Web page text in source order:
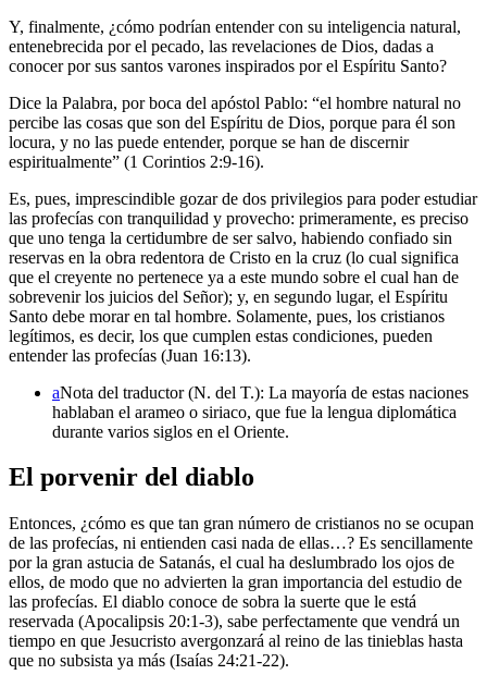
Y, finalmente, ¿cómo podrían entender con su inteligencia natural,
entenebrecida por el pecado, las revelaciones de Dios, dadas a
conocer por sus santos varones inspirados por el Espíritu Santo?
Dice la Palabra, por boca del apóstol Pablo: “el hombre natural no
percibe las cosas que son del Espíritu de Dios, porque para él son
locura, y no las puede entender, porque se han de discernir
espiritualmente” (1 Corintios 2:9-16).
Es, pues, imprescindible gozar de dos privilegios para poder estudiar
las profecías con tranquilidad y provecho: primeramente, es preciso
que uno tenga la certidumbre de ser salvo, habiendo confiado sin
reservas en la obra redentora de Cristo en la cruz (lo cual significa
que el creyente no pertenece ya a este mundo sobre el cual han de
sobrevenir los juicios del Señor); y, en segundo lugar, el Espíritu
Santo debe morar en tal hombre. Solamente, pues, los cristianos
legítimos, es decir, los que cumplen estas condiciones, pueden
entender las profecías (Juan 16:13).
aNota del traductor (N. del T.): La mayoría de estas naciones
hablaban el arameo o siriaco, que fue la lengua diplomática
durante varios siglos en el Oriente.
El porvenir del diablo
Entonces, ¿cómo es que tan gran número de cristianos no se ocupan
de las profecías, ni entienden casi nada de ellas…? Es sencillamente
por la gran astucia de Satanás, el cual ha deslumbrado los ojos de
ellos, de modo que no advierten la gran importancia del estudio de
las profecías. El diablo conoce de sobra la suerte que le está
reservada (Apocalipsis 20:1-3), sabe perfectamente que vendrá un
tiempo en que Jesucristo avergonzará al reino de las tinieblas hasta
que no subsista ya más (Isaías 24:21-22).